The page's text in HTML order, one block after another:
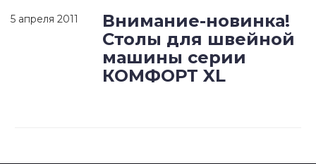
5 апреля 2011
Внимание-новинка!
Столы для швейной
машины серии
КОМФОРТ XL